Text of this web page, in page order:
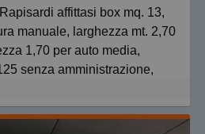
manuale, larghezza mt. 2,70
1,70 per auto media,
senza amministrazione,
affitta.